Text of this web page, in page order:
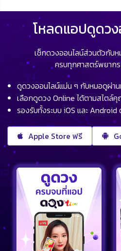
โหลดแอปดูดว
เช็กดวงออนไลน์ส่วนตัวกับ
ครบทุกศาสตร์พยาก
ดูดวงออนไลน์แม่น ๆ กับหมอดูผ่า
เลือกดูดวง Online ได้ตามสไตล์
รองรับทั้งระบบ iOS และ Android
Apple Store ฟรี